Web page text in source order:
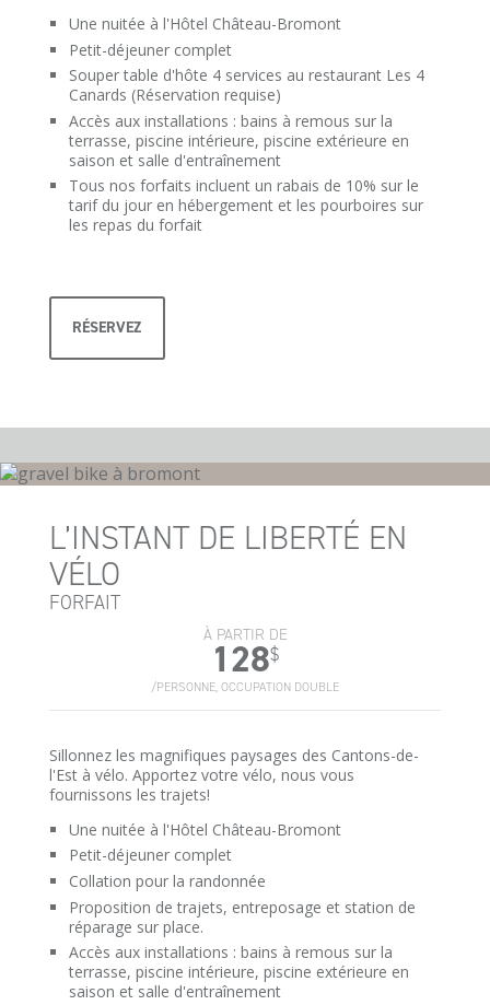
Une nuitée à l'Hôtel Château-Bromont
Petit-déjeuner complet
Souper table d'hôte 4 services au restaurant Les 4
Canards (Réservation requise)
Accès aux installations : bains à remous sur la
terrasse, piscine intérieure, piscine extérieure en
saison et salle d'entraînement
Tous nos forfaits incluent un rabais de 10% sur le
tarif du jour en hébergement et les pourboires sur
les repas du forfait
RÉSERVEZ
L’INSTANT DE LIBERTÉ EN
VÉLO
FORFAIT
À PARTIR DE
128$
/PERSONNE, OCCUPATION DOUBLE
Sillonnez les magnifiques paysages des Cantons-de-
l'Est à vélo. Apportez votre vélo, nous vous
fournissons les trajets!
Une nuitée à l'Hôtel Château-Bromont
Petit-déjeuner complet
Collation pour la randonnée
Proposition de trajets, entreposage et station de
réparage sur place.
Accès aux installations : bains à remous sur la
terrasse, piscine intérieure, piscine extérieure en
saison et salle d'entraînement